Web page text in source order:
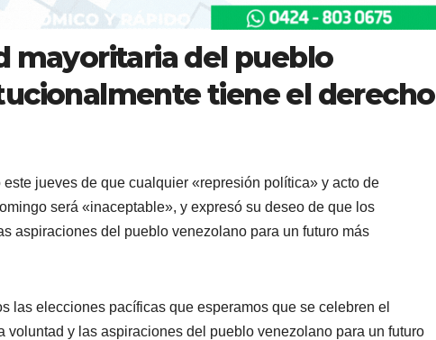
mayoritaria del pueblo
tiene el derecho
jueves de que cualquier «represión política» y acto de
será «inaceptable», y expresó su deseo de que los
aspiraciones del pueblo venezolano para un futuro más
las elecciones pacíficas que esperamos que se celebren el
y las aspiraciones del pueblo venezolano para un futuro